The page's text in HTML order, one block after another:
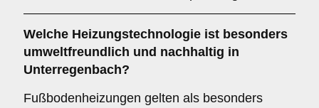
Welche Heizungstechnologie ist besonders
umweltfreundlich und nachhaltig in
Unterregenbach?
Fußbodenheizungen gelten als besonders